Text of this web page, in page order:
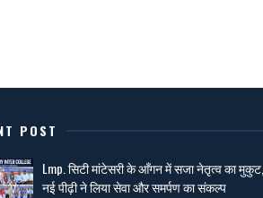
POST
Lmp. सिटी मांटेसरी के आँगन में सजा नेतृत्व का मुकुट,
नई पीढ़ी ने लिया सेवा और समर्पण का संकल्प